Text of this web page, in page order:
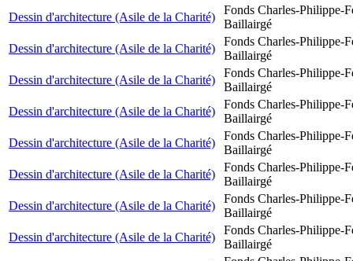
Dessin d'architecture (Asile de la Charité)
Fonds Charles-Philippe-
Baillairgé
Dessin d'architecture (Asile de la Charité)
Fonds Charles-Philippe-
Baillairgé
Dessin d'architecture (Asile de la Charité)
Fonds Charles-Philippe-
Baillairgé
Dessin d'architecture (Asile de la Charité)
Fonds Charles-Philippe-
Baillairgé
Dessin d'architecture (Asile de la Charité)
Fonds Charles-Philippe-
Baillairgé
Dessin d'architecture (Asile de la Charité)
Fonds Charles-Philippe-
Baillairgé
Dessin d'architecture (Asile de la Charité)
Fonds Charles-Philippe-
Baillairgé
Dessin d'architecture (Asile de la Charité)
Fonds Charles-Philippe-
Baillairgé